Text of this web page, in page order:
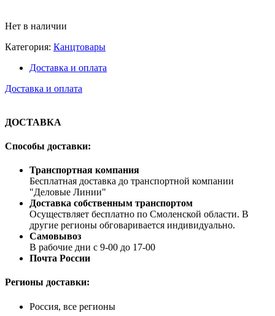
Нет в наличии
Категория: Канцтовары
Доставка и оплата
Доставка и оплата
ДОСТАВКА
Способы доставки:
Транспортная компания
Бесплатная доставка до транспортной компании
"Деловые Линии"
Доставка собственным транспортом
Осуществляет бесплатно по Смоленской области. В
другие регионы обговаривается индивидуально.
Самовывоз
В рабочие дни с 9-00 до 17-00
Почта России
Регионы доставки:
Россия, все регионы